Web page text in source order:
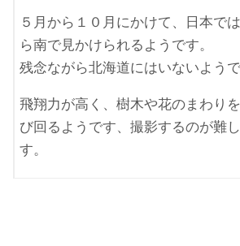
５月から１０月にかけて、日本で
ら南で見かけられるようです。
残念ながら北海道にはいないようで
飛翔力が高く、樹木や花のまわり
び回るようです、撮影するのが難
す。